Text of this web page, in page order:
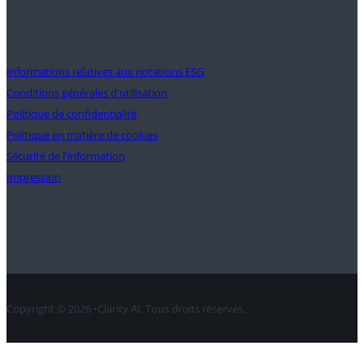
Informations relatives aux notations ESG
Conditions générales d'utilisation
Politique de confidentialité
Politique en matière de cookies
Sécurité de l'information
Impression
Copyright © 2026 •Clarity AI. Tous droits réservés.